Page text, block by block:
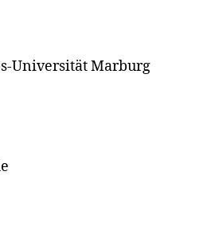
Universität Marburg